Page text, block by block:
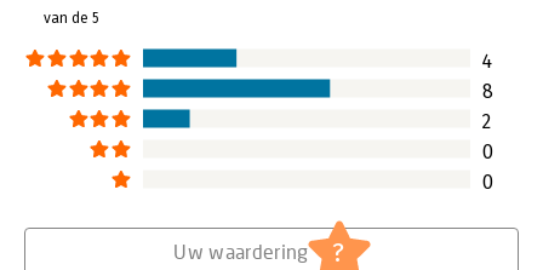
van de 5
4
8
2
0
0
Uw waardering ?